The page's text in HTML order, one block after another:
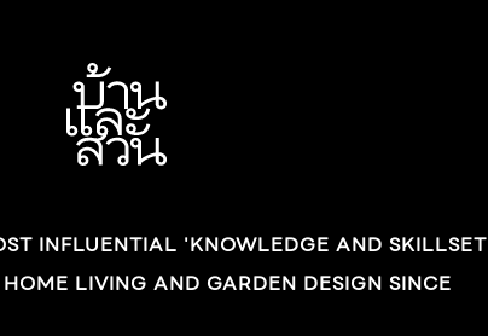
INFLUENTIAL 'KNOWLEDGE AND SKILLSET
LIVING AND GARDEN DESIGN SINCE